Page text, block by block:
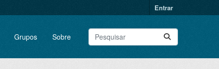
Entrar
Grupos Sobre